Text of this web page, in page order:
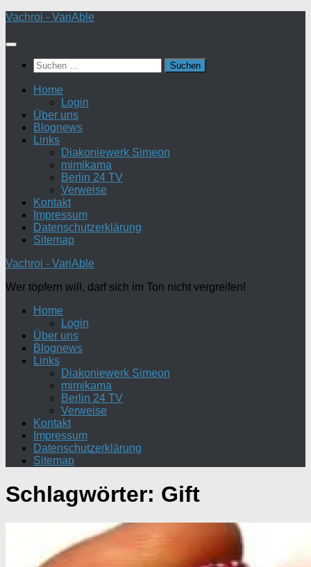
Zum
springen
Vachroi - VariAble
Suchen
nach:
Home
Login
Über uns
Blognews
Links
Diakoniewerk Simeon
mimikama
Berlin 24 TV
Verweise
Kontakt
Impressum
Datenschutzerklärung
Sitemap
Vachroi - VariAble
Wer töpfern will, darf sich im Ton nicht vergreifen!
Home
Login
Über uns
Blognews
Links
Diakoniewerk Simeon
mimikama
Berlin 24 TV
Verweise
Kontakt
Impressum
Datenschutzerklärung
Sitemap
Schlagwörter: Gift